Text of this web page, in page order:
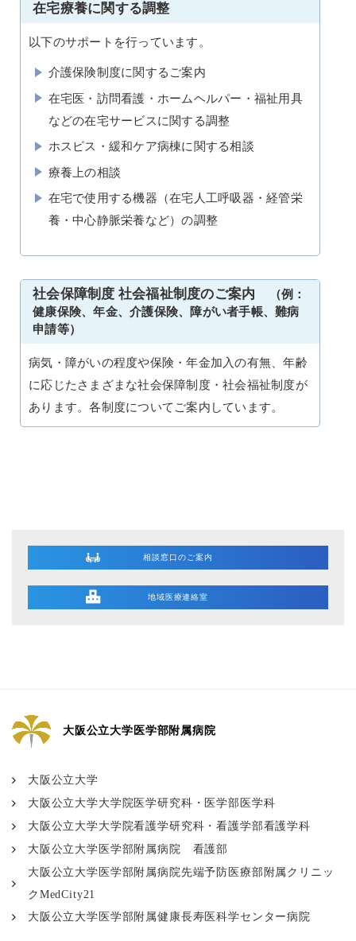
在宅療養に関する調整
以下のサポートを行っています。
介護保険制度に関するご案内
在宅医・訪問看護・ホームヘルパー・福祉用具
などの在宅サービスに関する調整
ホスピス・緩和ケア病棟に関する相談
療養上の相談
在宅で使用する機器（在宅人工呼吸器・経管栄
養・中心静脈栄養など）の調整
社会保障制度 社会福祉制度のご案内
（例：
健康保険、年金、介護保険、障がい者手帳、難病
申請等）
病気・障がいの程度や保険・年金加入の有無、年齢
に応じたさまざまな社会保障制度・社会福祉制度が
あります。各制度についてご案内しています。
相談窓口のご案内
地域医療連絡室
大阪公立大学医学部附属病院
大阪公立大学
大阪公立大学大学院医学研究科・医学部医学科
大阪公立大学大学院看護学研究科・看護学部看護学科
大阪公立大学医学部附属病院 看護部
大阪公立大学医学部附属病院先端予防医療部附属クリニッ
クMedCity21
大阪公立大学医学部附属健康長寿医科学センター病院